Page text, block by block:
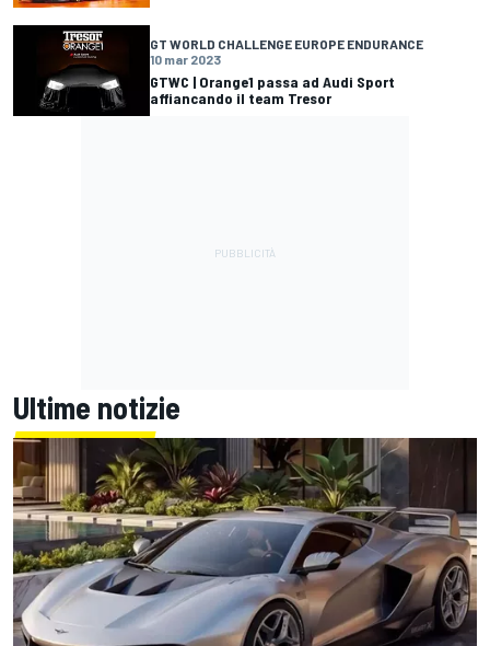
GT WORLD CHALLENGE EUROPE ENDURANCE
10 mar 2023
GTWC | Orange1 passa ad Audi Sport
affiancando il team Tresor
Ultime notizie